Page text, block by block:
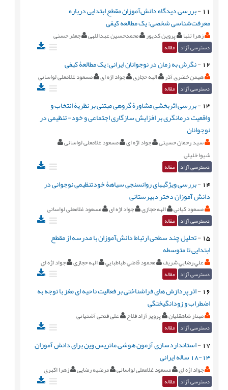
11
-بررسی دیدگاه دانش‌آموزان مقطع ابتدایی درباره
معرفت‌شناسی شخصی: یک مطالعه کیفی
زهرا تنها پروین کدیور محمدحسین عبداللهی جعفر حسنی
دسترسی آزاد مقاله
12
-نگرش به زمان در نوجوانان ایرانی: یک مطالعۀ کیفی
هیمن خضری آذر الهه حجازی جواد اژه ای مسعود غلامعلی لواسانی
دسترسی آزاد مقاله
13
-بررسی اثربخشی مشاورۀ گروهی مبتنی بر نظریۀ انتخاب و
واقعیت درمانگری بر افزایش سازگاری اجتماعی و خود- تنظیمی در
نوجوانان
سید رحمان حسینی جواد اژه ای
مسعود غلامعلی لواسانی
شیوا خلیلی
دسترسی آزاد مقاله
14
-بررسی ويژگیهای روانسنجی سياهۀ خودتنظيمی نوجوانی در
دانش آموزان دختر دبيرستانی
مسعود کيانی الهه حجازی جواد اژه ای مسعود غلامعلی لواسانی
دسترسی آزاد مقاله
15
-تحليل چند سطحی ارتباط دانش‏‌آموزان با مدرسه از مقطع
ابتدايی تا متوسطه
علي رضايي شريف محمود قاضي طباطبايي الهه حجازی جواد اژه ای
دسترسی آزاد مقاله
16
-اثر پردازش های فراشناختی بر فعالیت ناحیه ای مغز با توجه به
اضطراب و زودانگیختگی
مهناز شاهقلیان پرویز آزاد فلاح علی فتحی آشتیانی
دسترسی آزاد مقاله
17
-استانداردسازی آزمون هوشی ماتریس وین برای دانش آموزان
13-18 ساله ایرانی
جواد اژه ای مسعود غلامعلی لواسانی مرضیه رضایی زهرا اکبری
دسترسی آزاد مقاله